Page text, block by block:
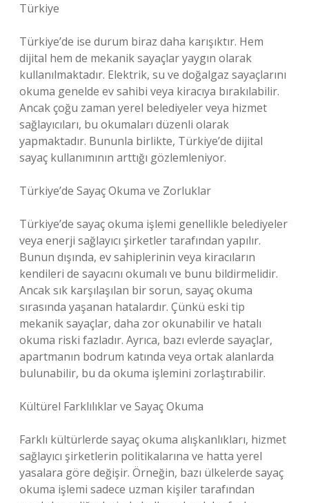
Türkiye
Türkiye’de ise durum biraz daha karışıktır. Hem
dijital hem de mekanik sayaçlar yaygın olarak
kullanılmaktadır. Elektrik, su ve doğalgaz sayaçlarını
okuma genelde ev sahibi veya kiracıya bırakılabilir.
Ancak çoğu zaman yerel belediyeler veya hizmet
sağlayıcıları, bu okumaları düzenli olarak
yapmaktadır. Bununla birlikte, Türkiye’de dijital
sayaç kullanımının arttığı gözlemleniyor.
Türkiye’de Sayaç Okuma ve Zorluklar
Türkiye’de sayaç okuma işlemi genellikle belediyeler
veya enerji sağlayıcı şirketler tarafından yapılır.
Bunun dışında, ev sahiplerinin veya kiracıların
kendileri de sayacını okumalı ve bunu bildirmelidir.
Ancak sık karşılaşılan bir sorun, sayaç okuma
sırasında yaşanan hatalardır. Çünkü eski tip
mekanik sayaçlar, daha zor okunabilir ve hatalı
okuma riski fazladır. Ayrıca, bazı evlerde sayaçlar,
apartmanın bodrum katında veya ortak alanlarda
bulunabilir, bu da okuma işlemini zorlaştırabilir.
Kültürel Farklılıklar ve Sayaç Okuma
Farklı kültürlerde sayaç okuma alışkanlıkları, hizmet
sağlayıcı şirketlerin politikalarına ve hatta yerel
yasalara göre değişir. Örneğin, bazı ülkelerde sayaç
okuma işlemi sadece uzman kişiler tarafından